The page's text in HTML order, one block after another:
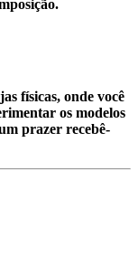
físicas, onde você
os modelos
prazer recebê-